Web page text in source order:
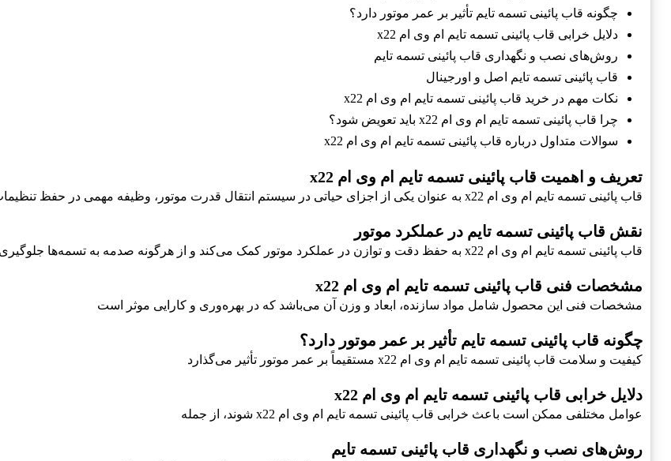
چگونه قاب پائینی تسمه تایم تأثیر بر عمر موتور دارد؟
دلایل خرابی قاب پائینی تسمه تایم ام وی ام x22
روش‌های نصب و نگهداری قاب پائینی تسمه تایم
قاب پائینی تسمه تایم اصل و اورجینال
نکات مهم در خرید قاب پائینی تسمه تایم ام وی ام x22
چرا قاب پائینی تسمه تایم ام وی ام x22 باید تعویض شود؟
سوالات متداول درباره قاب پائینی تسمه تایم ام وی ام x22
تعریف و اهمیت قاب پائینی تسمه تایم ام وی ام x22
قاب پائینی تسمه تایم ام وی ام x22 به عنوان یکی از اجزای حیاتی در سیستم انتقال قدرت موتور، وظیفه مهمی در حفظ تنظیمات صحیح تسمه تایم دارد
نقش قاب پائینی تسمه تایم در عملکرد موتور
قاب پائینی تسمه تایم ام وی ام x22 به حفظ دقت و توازن در عملکرد موتور کمک می‌کند و از هرگونه صدمه به تسمه‌ها جلوگیری می‌کند
مشخصات فنی قاب پائینی تسمه تایم ام وی ام x22
مشخصات فنی این محصول شامل مواد سازنده، ابعاد و وزن آن می‌باشد که در بهره‌وری و کارایی موثر است
چگونه قاب پائینی تسمه تایم تأثیر بر عمر موتور دارد؟
کیفیت و سلامت قاب پائینی تسمه تایم ام وی ام x22 مستقیماً بر عمر موتور تأثیر می‌گذارد
دلایل خرابی قاب پائینی تسمه تایم ام وی ام x22
عوامل مختلفی ممکن است باعث خرابی قاب پائینی تسمه تایم ام وی ام x22 شوند، از جمله
روش‌های نصب و نگهداری قاب پائینی تسمه تایم